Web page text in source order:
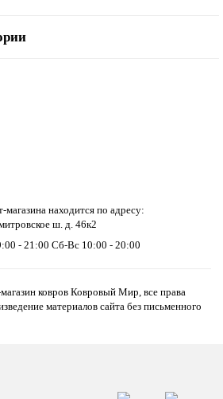
находится по адресу:
ш. д. 46к2
- 21:00 Сб-Вс 10:00 - 20:00
ковров Ковровый Мир, все права
материалов сайта без письменного